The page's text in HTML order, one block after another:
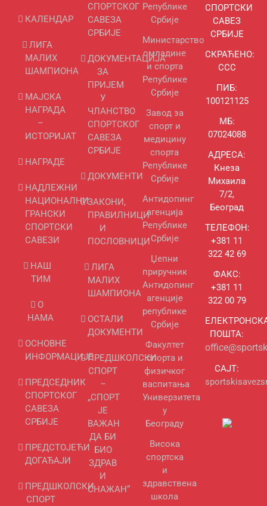
КАЛЕНДАР
ЛИГА
МАЛИХ
ШАМПИОНА
МАЈСКА
НАГРАДА
–
ИСТОРИЈАТ
НАГРАДЕ
НАДЛЕЖНИ
НАЦИОНАЛНИ
ГРАНСКИ
СПОРТСКИ
САВЕЗИ
НАШ
ТИМ
О
НАМА
ОСНОВНЕ
ИНФОРМАЦИЈЕ
ПРЕДСЕДНИК
СПОРТСКОГ
САВЕЗА
СРБИЈЕ
ПРЕДСТОЈЕЋИ
ДОГАЂАЈИ
ПРЕДШКОЛСКИ
СПОРТ
СПОРТСКОГ
САВЕЗА
СРБИЈЕ
ДОКУМЕНТАЦИЈА
ЗА
ПРИЈЕМ
У
ЧЛАНСТВО
СПОРТСКОГ
САВЕЗА
СРБИЈЕ
ДОКУМЕНТИ
ЗАКОНИ,
ПРАВИЛНИЦИ
И
ПОСЛОВНИЦИ
ЛИГА
МАЛИХ
ШАМПИОНА
ОСТАЛИ
ДОКУМЕНТИ
ПРЕДШКОЛСКИ
СПОРТ
–
„СПОРТ
ЈЕ
ВАЖАН
ДА БИ
БИО
ЗДРАВ
И
СНАЖАН“
Републике
Србије
Министарство
омладине
и спорта
Републике
Србије
Завод за
спорт и
медицину
спорта
Републике
Србије
Антидопинг
агенција
Републике
Србије
Џепни
приручник
Антидопинг
агенције
републике
Србије
Факултет
спорта и
физичког
васпитања
Универзитета
у
Београду
Висока
спортска
и
здравствена
школа
СПОРТСКИ
САВЕЗ
СРБИЈЕ
СКРАЋЕНО:
ССС
ПИБ:
100121125
МБ:
07024088
АДРЕСА:
Кнеза
Михаила
7/2,
Београд
ТЕЛЕФОН:
+381 11
322 42 69
ФАКС:
+381 11
322 00 79
ПОШТА:
САЈТ: